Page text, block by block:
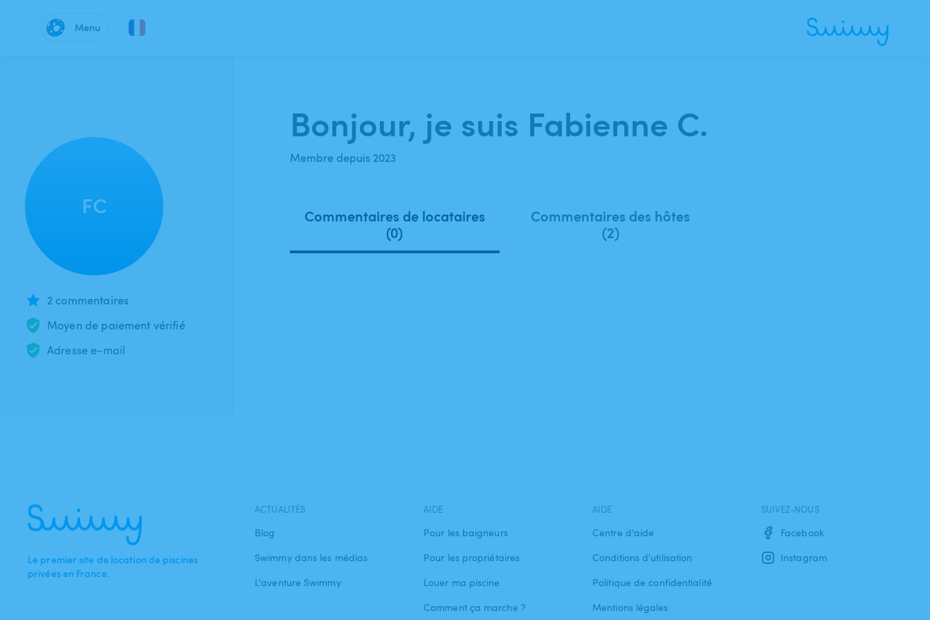
Menu
FC
2 commentaires
Moyen de paiement vérifié
Adresse e-mail
Bonjour, je suis Fabienne C.
Membre depuis 2023
Commentaires de locataires
(0)
Commentaires des hôtes
(2)
Le premier site de location de piscines
privées en France.
ACTUALITÉS
Blog
Swimmy dans les médias
L'aventure Swimmy
AIDE
Pour les baigneurs
Pour les propriétaires
Louer ma piscine
Comment ça marche ?
AIDE
Centre d'aide
Conditions d'utilisation
Politique de confidentialité
Mentions légales
SUIVEZ-NOUS
Facebook
Instagram